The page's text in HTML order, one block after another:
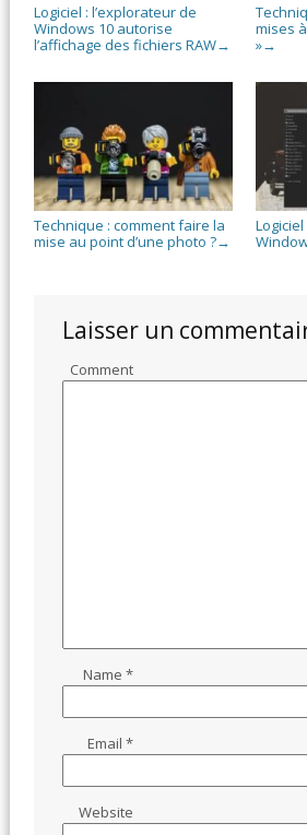
Logiciel : l’explorateur de
Windows 10 autorise
l’affichage des fichiers RAW→
mises
»→
Technique : comment faire la
mise au point d’une photo ?→
Laisser un
Comment
Name*
Email*
Website